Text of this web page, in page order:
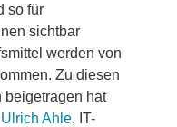
so für
sichtbar
werden von
Zu diesen
beigetragen hat
Ahle, IT-